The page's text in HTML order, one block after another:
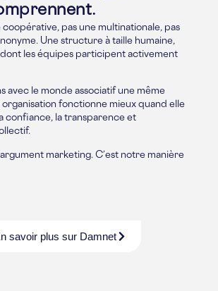
coopérative, pas une multinationale, pas
Une structure à taille humaine,
dont les équipes participent activement
avec le monde associatif une même
fonctionne mieux quand elle
confiance, la transparence et
argument marketing. C’est notre manière
savoir plus sur Damnet